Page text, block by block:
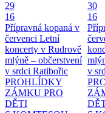
29
16
Přípravná kopaná v
červenci Letní
koncerty v Rudrově
mlýně – občerstvení
v srdci Ratibořic
PROHLÍDKY
ZÁMKU PRO
DĚTI
30
16
v